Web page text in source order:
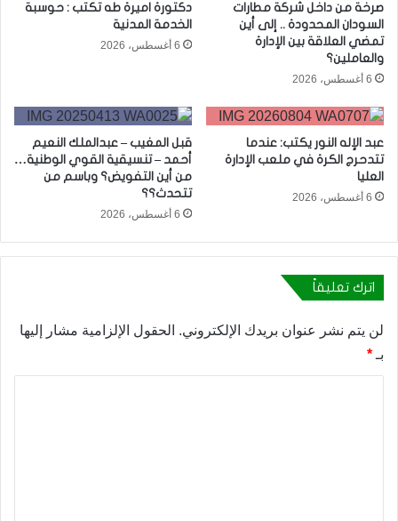
صرخة من داخل شركة مطارات
السودان المحدودة .. إلى أين
تمضي العلاقة بين الإدارة
والعاملين؟
6 أغسطس، 2026
دكتورة اميرة طه تكتب : حوسبة
الخدمة المدنية
6 أغسطس، 2026
عبد الإله النور يكتب: عندما
تتدحرج الكرة في ملعب الإدارة
العليا
6 أغسطس، 2026
قبل المغيب – عبدالملك النعيم
أحمد – تنسيقية القوي الوطنية…
من أين التفويض؟ وباسم من
تتحدث؟؟
6 أغسطس، 2026
اترك تعليقاً
لن يتم نشر عنوان بريدك الإلكتروني. الحقول الإلزامية مشار إليها
بـ *